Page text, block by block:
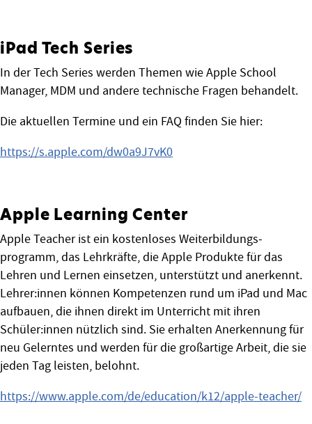
iPad Tech Series
In der Tech Series werden Themen wie Apple School
Manager, MDM und andere technische Fragen behandelt.
Die aktuellen Termine und ein FAQ finden Sie hier:
https://s.apple.com/dw0a9J7vK0
Apple Learning Center
Apple Teacher ist ein kostenloses Weiterbildungs­
programm, das Lehrkräfte, die Apple Produkte für das
Lehren und Lernen einsetzen, unter­stützt und anerkennt.
Lehrer:innen können Kompetenzen rund um iPad und Mac
aufbauen, die ihnen direkt im Unterricht mit ihren
Schüler:innen nützlich sind. Sie erhalten An­erkennung für
neu Gelerntes und werden für die großartige Arbeit, die sie
jeden Tag leisten, belohnt.
https://www.apple.com/de/education/k12/apple-teacher/